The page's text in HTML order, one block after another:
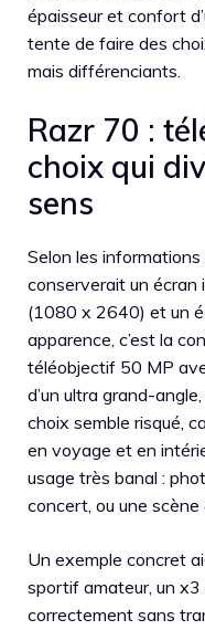
épaisseur et confort
tente de faire des
mais différenciants.
Razr 70 :
choix qui
sens
Selon les
conserverait un écran
(1080 x 2640) et un
apparence, c’est la
téléobjectif 50 MP
d’un ultra grand-
choix semble risqué,
en voyage et en
usage très banal :
concert, ou une
Un exemple concret
sportif amateur, un
correctement sans